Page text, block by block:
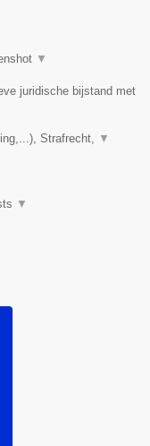
▼
juridische bijstand met
Strafrecht, ▼
▼